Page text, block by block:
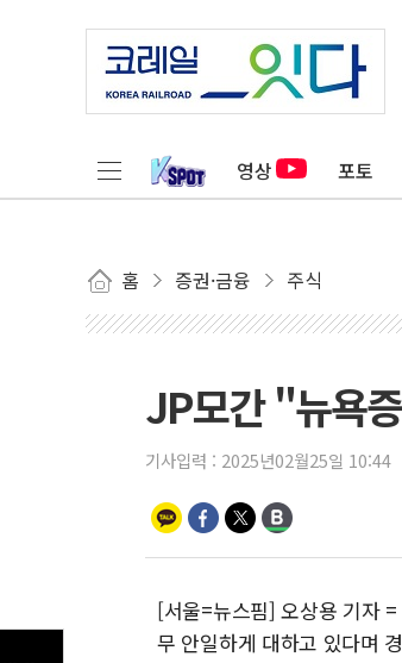
영상 포토
홈 증권·금융 주식
JP모간 "뉴욕
기사입력 : 2025년02월25일 10:44
[서울=뉴스핌] 오상용 기자
무 안일하게 대하고 있다며